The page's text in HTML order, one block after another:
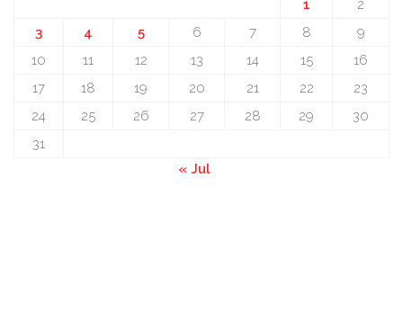
1
2
3
4 5 6 7 8
9
10
11 12 13 14 15
16
17
18 19 20 21 22
23
24
25 26 27 28 29
30
31
« Jul